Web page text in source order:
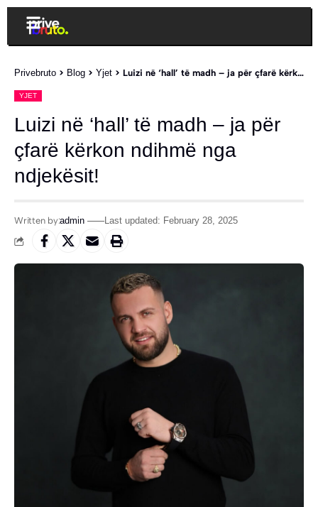
Privebruto > Blog > Yjet > Luizi në ‘hall’ të madh – ja për çfarë kërkon ndihmë nga ndjekësit!
YJET
Luizi në ‘hall’ të madh – ja për
çfarë kërkon ndihmë nga
ndjekësit!
Written by:admin Last updated: February 28, 2025